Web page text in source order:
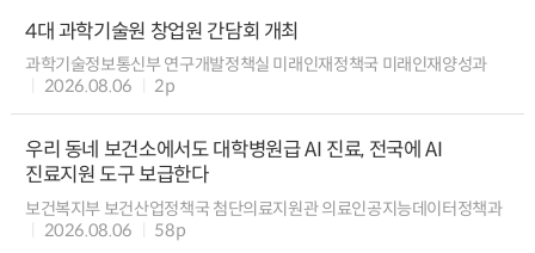
4대 과학기술원 창업원 간담회 개최
과학기술정보통신부 연구개발정책실 미래인재정책국 미래인재양성과
2026.08.06
2p
우리 동네 보건소에서도 대학병원급 AI 진료, 전국에 AI
진료지원 도구 보급한다
보건복지부 보건산업정책국 첨단의료지원관 의료인공지능데이터정책과
2026.08.06
58p